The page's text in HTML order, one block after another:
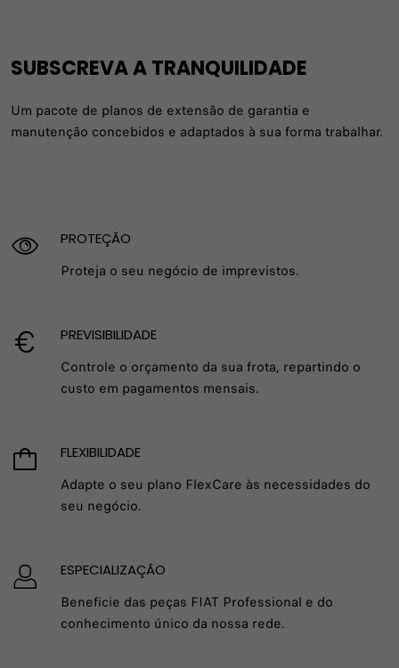
SUBSCREVA A TRANQUILIDADE
Um pacote de planos de extensão de garantia e
manutenção concebidos e adaptados à sua forma trabalhar.
PROTEÇÃO
Proteja o seu negócio de imprevistos.
PREVISIBILIDADE
Controle o orçamento da sua frota, repartindo o
custo em pagamentos mensais.
FLEXIBILIDADE
Adapte o seu plano FlexCare às necessidades do
seu negócio.
ESPECIALIZAÇÃO
Beneficie das peças FIAT Professional e do
conhecimento único da nossa rede.